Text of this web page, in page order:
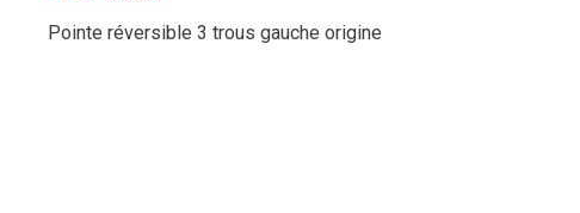
Pointe réversible 3 trous gauche origine